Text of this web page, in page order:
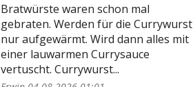
Bratwürste waren schon mal
gebraten. Werden für die Currywurst
nur aufgewärmt. Wird dann alles mit
einer lauwarmen Currysauce
vertuscht. Currywurst...